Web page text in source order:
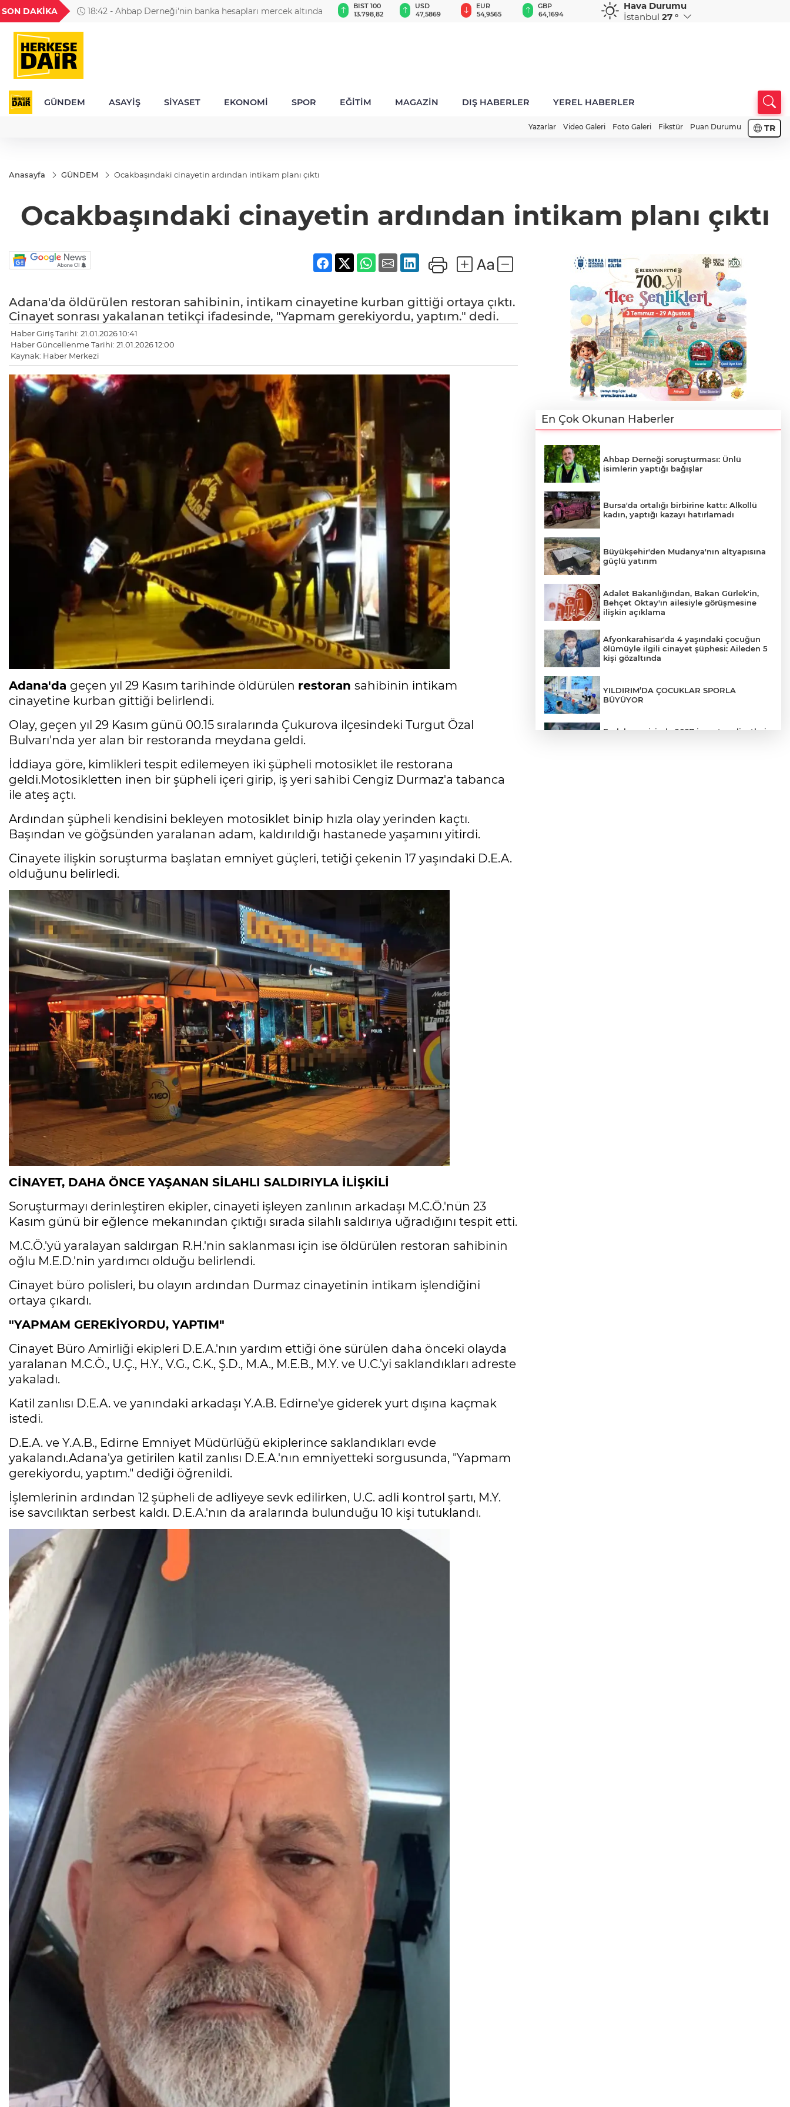
SON DAKİKA 18:42 - Ahbap Derneği'nin banka hesapları mercek altında
18,1977
TND
16,2302
BGN
28,0626
0,0018
GAU/TRY
6.501,27
BIST 100
13.798,82
USD
47,5869
EUR
54,9565
GBP
64,1694
CHF
58,5850
CAD
33,9508
Hava Durumu
İstanbul 27 °
GÜNDEM ASAYİŞ SİYASET EKONOMİ SPOR EĞİTİM MAGAZİN DIŞ HABERLER YEREL HABERLER
Yazarlar Video Galeri Foto Galeri Fikstür Puan Durumu TR
Anasayfa GÜNDEM Ocakbaşındaki cinayetin ardından intikam planı çıktı
Ocakbaşındaki cinayetin ardından intikam planı çıktı
Adana'da öldürülen restoran sahibinin, intikam cinayetine kurban gittiği ortaya çıktı.
Cinayet sonrası yakalanan tetikçi ifadesinde, "Yapmam gerekiyordu, yaptım." dedi.
Haber Giriş Tarihi: 21.01.2026 10:41
Haber Güncellenme Tarihi: 21.01.2026 12:00
Kaynak: Haber Merkezi
Adana'da geçen yıl 29 Kasım tarihinde öldürülen restoran sahibinin intikam
cinayetine kurban gittiği belirlendi.
Olay, geçen yıl 29 Kasım günü 00.15 sıralarında Çukurova ilçesindeki Turgut Özal
Bulvarı'nda yer alan bir restoranda meydana geldi.
İddiaya göre, kimlikleri tespit edilemeyen iki şüpheli motosiklet ile restorana
geldi.Motosikletten inen bir şüpheli içeri girip, iş yeri sahibi Cengiz Durmaz'a tabanca
ile ateş açtı.
Ardından şüpheli kendisini bekleyen motosiklet binip hızla olay yerinden kaçtı.
Başından ve göğsünden yaralanan adam, kaldırıldığı hastanede yaşamını yitirdi.
Cinayete ilişkin soruşturma başlatan emniyet güçleri, tetiği çekenin 17 yaşındaki D.E.A.
olduğunu belirledi.
CİNAYET, DAHA ÖNCE YAŞANAN SİLAHLI SALDIRIYLA İLİŞKİLİ
Soruşturmayı derinleştiren ekipler, cinayeti işleyen zanlının arkadaşı M.C.Ö.'nün 23
Kasım günü bir eğlence mekanından çıktığı sırada silahlı saldırıya uğradığını tespit etti.
M.C.Ö.'yü yaralayan saldırgan R.H.'nin saklanması için ise öldürülen restoran sahibinin
oğlu M.E.D.'nin yardımcı olduğu belirlendi.
Cinayet büro polisleri, bu olayın ardından Durmaz cinayetinin intikam işlendiğini
ortaya çıkardı.
"YAPMAM GEREKİYORDU, YAPTIM"
Cinayet Büro Amirliği ekipleri D.E.A.'nın yardım ettiği öne sürülen daha önceki olayda
yaralanan M.C.Ö., U.Ç., H.Y., V.G., C.K., Ş.D., M.A., M.E.B., M.Y. ve U.C.'yi saklandıkları adreste
yakaladı.
Katil zanlısı D.E.A. ve yanındaki arkadaşı Y.A.B. Edirne'ye giderek yurt dışına kaçmak
istedi.
D.E.A. ve Y.A.B., Edirne Emniyet Müdürlüğü ekiplerince saklandıkları evde
yakalandı.Adana'ya getirilen katil zanlısı D.E.A.'nın emniyetteki sorgusunda, "Yapmam
gerekiyordu, yaptım." dediği öğrenildi.
İşlemlerinin ardından 12 şüpheli de adliyeye sevk edilirken, U.C. adli kontrol şartı, M.Y.
ise savcılıktan serbest kaldı. D.E.A.'nın da aralarında bulunduğu 10 kişi tutuklandı.
En Çok Okunan Haberler
Ahbap Derneği soruşturması: Ünlü
isimlerin yaptığı bağışlar
Bursa'da ortalığı birbirine kattı: Alkollü
kadın, yaptığı kazayı hatırlamadı
Büyükşehir'den Mudanya'nın altyapısına
güçlü yatırım
Adalet Bakanlığından, Bakan Gürlek'in,
Behçet Oktay'ın ailesiyle görüşmesine
ilişkin açıklama
Afyonkarahisar'da 4 yaşındaki çocuğun
ölümüyle ilgili cinayet şüphesi: Aileden 5
kişi gözaltında
YILDIRIM’DA ÇOCUKLAR SPORLA
BÜYÜYOR
Emlak vergisinde 2027 inşaat maliyetleri